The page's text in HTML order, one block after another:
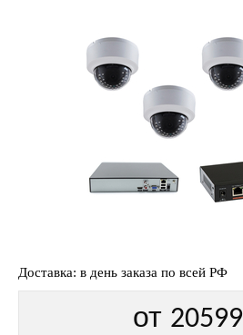
Доставка: в день заказа по всей РФ
от 20599